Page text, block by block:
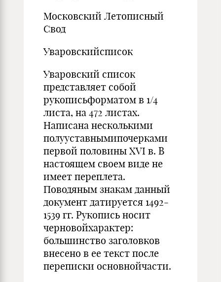
Московский Летописный
Свод
Уваровскийсписок
Уваровский список
представляет собой
рукописьформатом в 1/4
листа, на 472 листах.
Написана несколькими
полууставнымипочерками
первой половины XVI в. В
настоящем своем виде не
имеет переплета.
Поводяным знакам данный
документ датируется 1492-
1539 гг. Рукопись носит
черновойхарактер:
большинство заголовков
внесено в ее текст после
переписки основнойчасти.